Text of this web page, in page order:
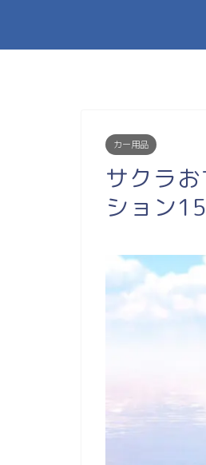
カー用品
サクラ
ション